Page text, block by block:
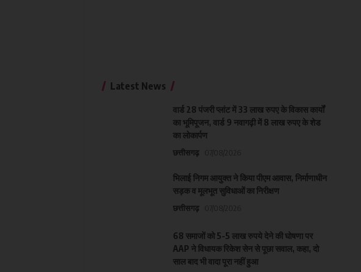
Latest News
वार्ड 28 पंजरी प्लांट में 33 लाख रुपए के विकास कार्यों
का भूमिपूजन, वार्ड 9 नवागढ़ी में 8 लाख रुपए के शेड
का लोकार्पण
छत्तीसगढ़
भिलाई निगम आयुक्त ने किया पीएम आवास, निर्माणाधीन
सड़क व मूलभूत सुविधाओं का निरीक्षण
छत्तीसगढ़
68 समाजों को 5-5 लाख रुपये देने की घोषणा पर
AAP ने विधायक रिकेश सेन से पूछा सवाल, कहा, दो
साल बाद भी वादा पूरा नहीं हुआ